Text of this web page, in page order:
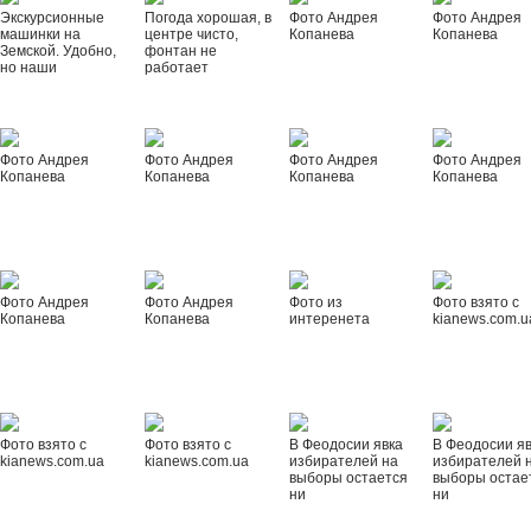
Экскурсионные
машинки на
Земской. Удобно,
но наши
Погода хорошая, в
центре чисто,
фонтан не
работает
Фото Андрея
Копанева
Фото Андрея
Копанева
Фото Андрея
Копанева
Фото Андрея
Копанева
Фото Андрея
Копанева
Фото Андрея
Копанева
Фото Андрея
Копанева
Фото Андрея
Копанева
Фото из
интеренета
Фото взято с
Фото взято с
kianews.com.ua
Фото взято с
kianews.com.ua
В Феодосии явка
избирателей на
выборы остается
ни
В Феодосии
избирателей
выборы
ни